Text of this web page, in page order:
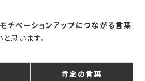
チベーションアップにつながる言葉
思います。
肯定の言葉